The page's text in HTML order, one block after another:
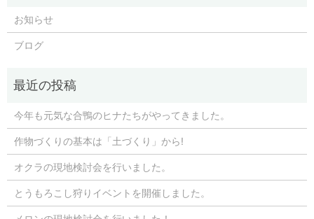
お知らせ
ブログ
今年も元気な合鴨のヒナたちがやってきました。
作物づくりの基本は「土づくり」から!
オクラの現地検討会を行いました。
とうもろこし狩りイベントを開催しました。